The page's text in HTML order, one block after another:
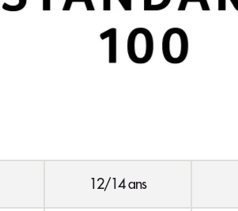
12/14 ans